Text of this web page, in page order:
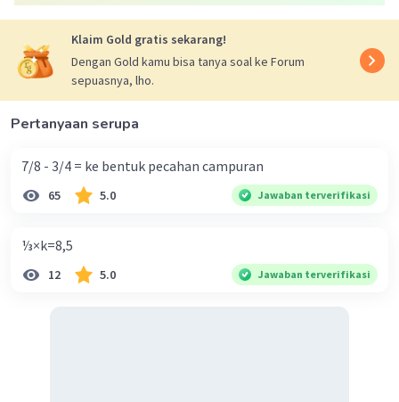
Klaim Gold gratis sekarang!
Dengan Gold kamu bisa tanya soal ke Forum
sepuasnya, lho.
Pertanyaan serupa
7/8 - 3/4 = ke bentuk pecahan campuran
65 5.0 Jawaban terverifikasi
⅓×k=8,5
12 5.0 Jawaban terverifikasi